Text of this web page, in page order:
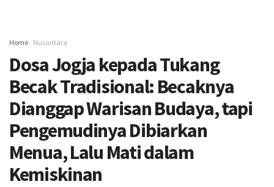
Home Nusantara
Dosa Jogja kepada Tukang
Becak Tradisional: Becaknya
Dianggap Warisan Budaya, tapi
Pengemudinya Dibiarkan
Menua, Lalu Mati dalam
Kemiskinan